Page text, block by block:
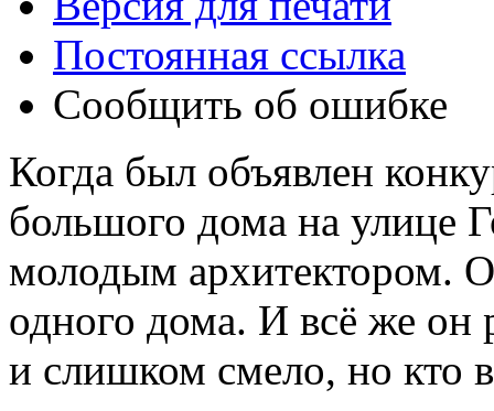
Постоянная ссылка
Сообщить об ошибке
Когда был объявлен
большого дома на улице
молодым архитектором.
одного дома. И всё же
и слишком смело, но кто